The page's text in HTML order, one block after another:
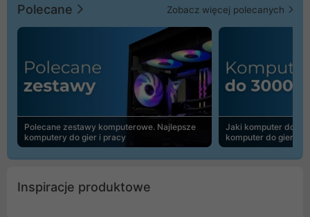
Polecane Zobacz więcej polecanych
Polecane zestawy komputerowe. Najlepsze
komputery do gier i pracy
Jaki komputer do
komputer do gier |
Inspiracje produktowe